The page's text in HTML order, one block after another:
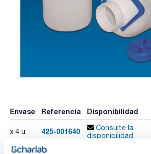
Envase Referencia Disponibilidad
x 4 u. 425-001640
Consulte la
disponibilidad